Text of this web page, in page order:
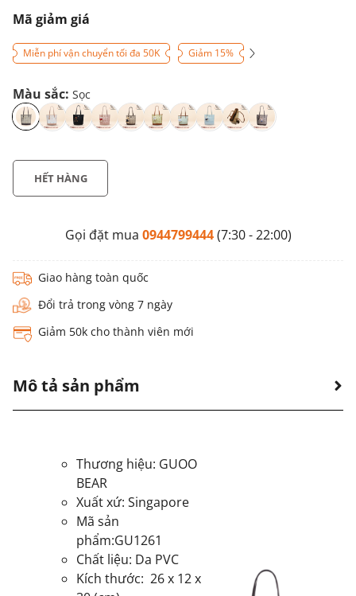
Mã giảm giá
Miễn phí vận chuyển tối đa 50K Giảm 15%
Màu sắc: Sọc
HẾT HÀNG
Gọi đặt mua 0944799444(7:30 - 22:00)
Giao hàng toàn quốc
Đổi trả trong vòng 7 ngày
Giảm 50k cho thành viên mới
Mô tả sản phẩm
Thương hiệu: GUOO
BEAR
Xuất xứ: Singapore
Mã sản
phẩm:GU1261
Chất liệu: Da PVC
Kích thước: 26 x 12 x